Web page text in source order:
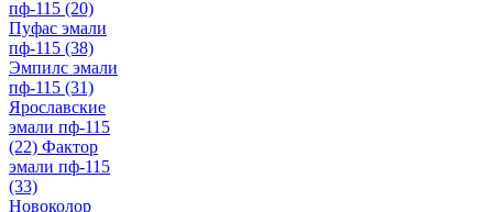
пф-115 (20)
Пуфас эмали
пф-115 (38)
Эмпилс эмали
пф-115 (31)
Ярославские
эмали пф-115
(22) Фактор
эмали пф-115
(33)
Новоколор